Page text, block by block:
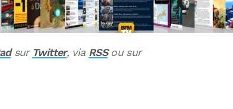
sur Twitter, via RSSou sur